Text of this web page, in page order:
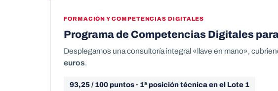
FORMACIÓN Y COMPETENCIAS DIGITALES
Programa de Competencias Digitales
Desplegamos una consultoría integral «llave en mano»,
euros.
93,25 / 100 puntos · 1ª posición técnica en el Lote 1